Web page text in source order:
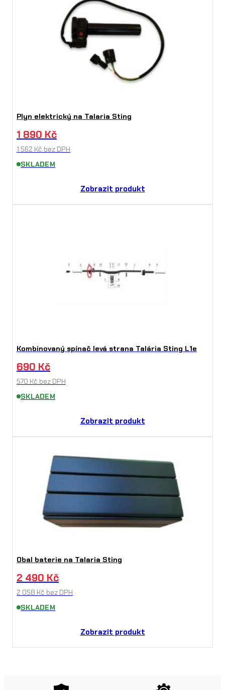
Plyn elektrický na Talaria Sting
1 890 Kč
1 562 Kč bez DPH
SKLADEM
Zobrazit produkt
Kombinovaný spínač levá strana Talária Sting L1e
690 Kč
570 Kč bez DPH
SKLADEM
Zobrazit produkt
Obal baterie na Talaria Sting
2 490 Kč
2 058 Kč bez DPH
SKLADEM
Zobrazit produkt